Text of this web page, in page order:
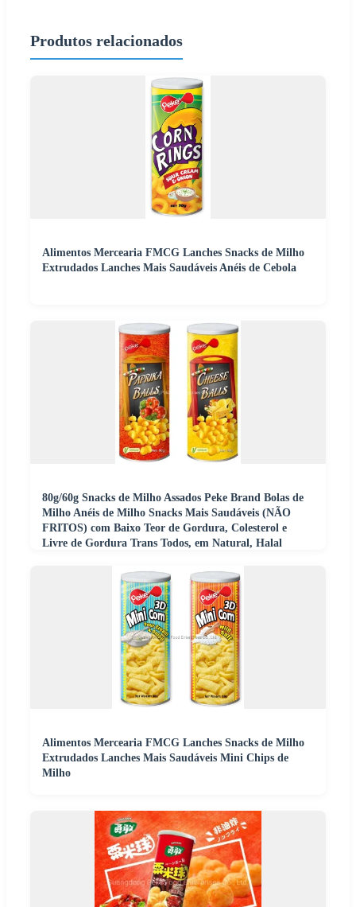
Produtos relacionados
Alimentos Mercearia FMCG Lanches Snacks de Milho
Extrudados Lanches Mais Saudáveis Anéis de Cebola
80g/60g Snacks de Milho Assados Peke Brand Bolas de
Milho Anéis de Milho Snacks Mais Saudáveis (NÃO
FRITOS) com Baixo Teor de Gordura, Colesterol e
Livre de Gordura Trans Todos, em Natural, Halal
Alimentos Mercearia FMCG Lanches Snacks de Milho
Extrudados Lanches Mais Saudáveis Mini Chips de
Milho